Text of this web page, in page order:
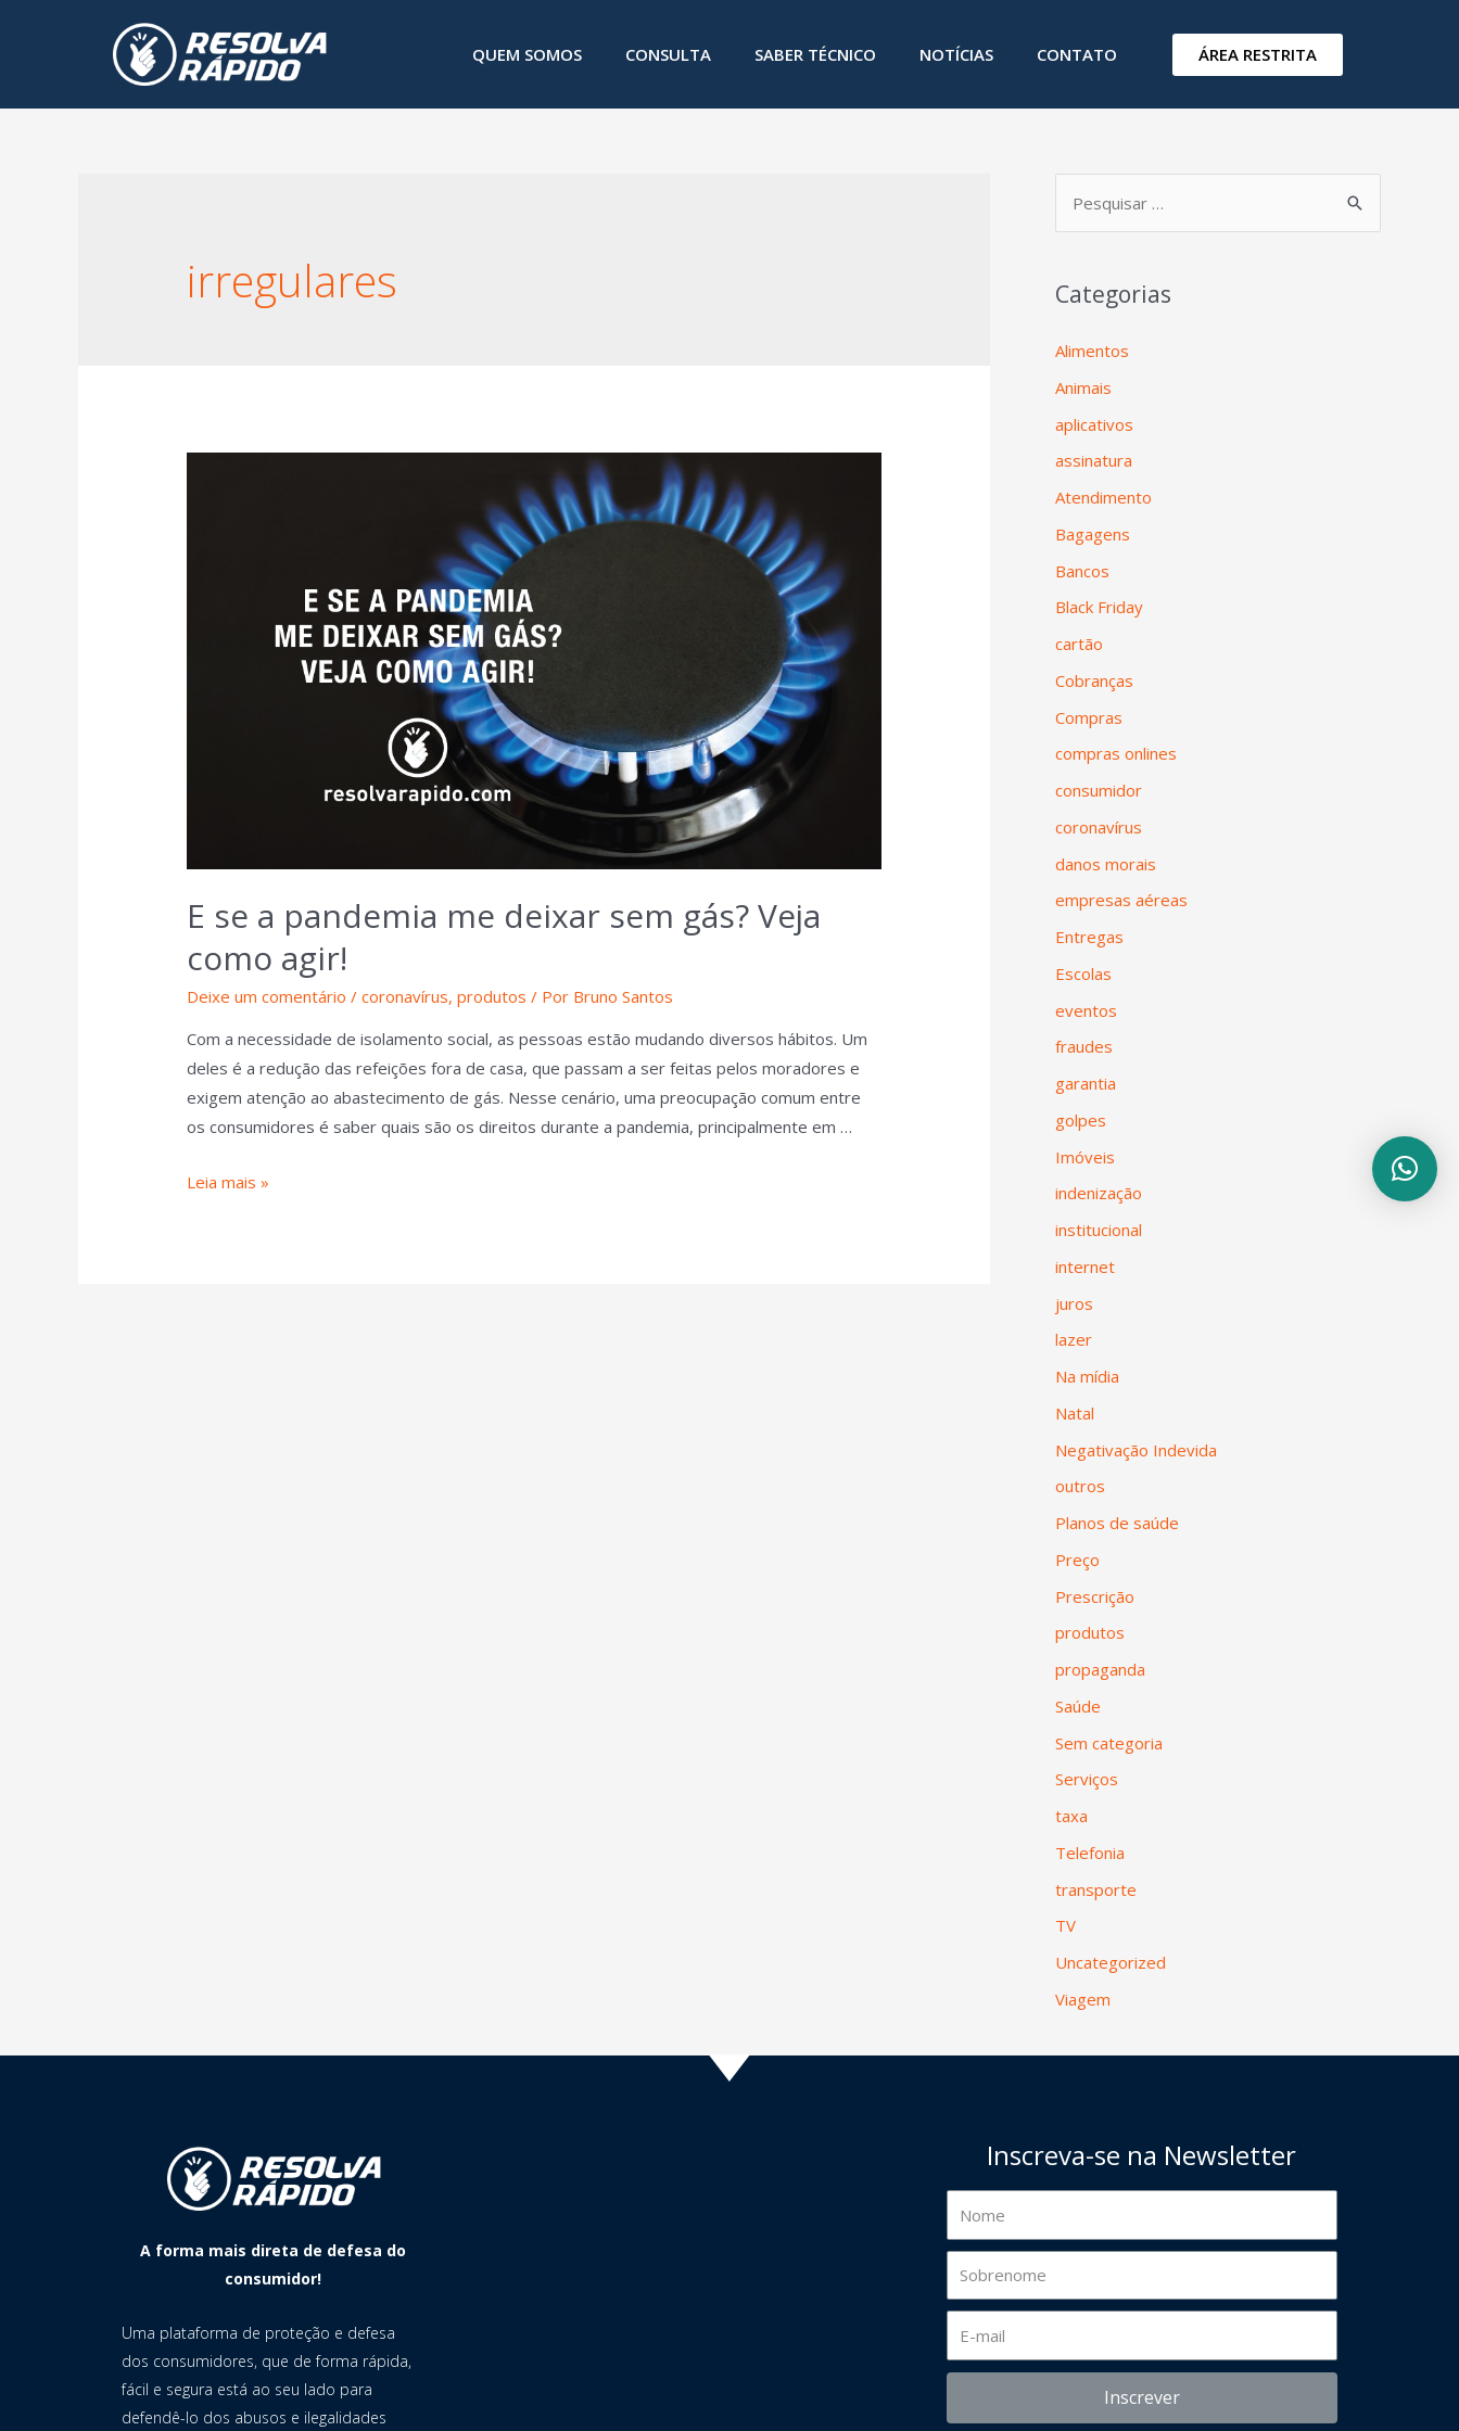
QUEM SOMOS CONSULTA SABER TÉCNICO NOTÍCIAS CONTATO ÁREA RESTRITA
irregulares
E se a pandemia me deixar sem gás? Veja
como agir!
Deixe um comentário /coronavírus,produtos / Por Bruno Santos
Com a necessidade de isolamento social, as pessoas estão mudando diversos hábitos. Um
deles é a redução das refeições fora de casa, que passam a ser feitas pelos moradores e
exigem atenção ao abastecimento de gás. Nesse cenário, uma preocupação comum entre
os consumidores é saber quais são os direitos durante a pandemia, principalmente em …
Leia mais »
Categorias
Alimentos
Animais
aplicativos
assinatura
Atendimento
Bagagens
Bancos
Black Friday
cartão
Cobranças
Compras
compras onlines
consumidor
coronavírus
danos morais
empresas aéreas
Entregas
Escolas
eventos
fraudes
garantia
golpes
Imóveis
indenização
institucional
internet
juros
lazer
Na mídia
Natal
Negativação Indevida
outros
Planos de saúde
Preço
Prescrição
produtos
propaganda
Saúde
Sem categoria
Serviços
taxa
Telefonia
transporte
TV
Uncategorized
Viagem
A forma mais direta de defesa do
consumidor!
Uma plataforma de proteção e defesa
dos consumidores, que de forma rápida,
fácil e segura está ao seu lado para
defendê-lo dos abusos e ilegalidades
Inscreva-se na Newsletter
Inscrever